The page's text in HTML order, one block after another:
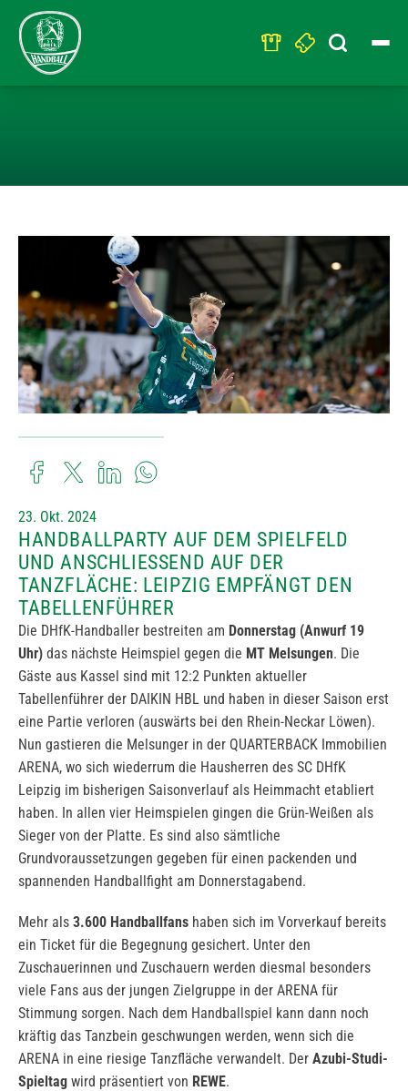
Search
for:
23. Okt. 2024
HANDBALLPARTY AUF DEM SPIELFELD
UND ANSCHLIESSEND AUF DER T
ANZFLÄCHE: LEIPZIG EMPFÄNGT DEN T
ABELLENFÜHRER
Die DHfK-Handballer bestreiten am Donnerstag (Anwurf 19
Uhr) das nächste Heimspiel gegen die MT Melsungen. Die
Gäste aus Kassel sind mit 12:2 Punkten aktueller
Tabellenführer der DAIKIN HBL und haben in dieser Saison erst
eine Partie verloren (auswärts bei den Rhein-Neckar Löwen).
Nun gastieren die Melsunger in der QUARTERBACK Immobilien
ARENA, wo sich wiederrum die Hausherren des SC DHfK
Leipzig im bisherigen Saisonverlauf als Heimmacht etabliert
haben. In allen vier Heimspielen gingen die Grün-Weißen als
Sieger von der Platte. Es sind also sämtliche
Grundvoraussetzungen gegeben für einen packenden und
spannenden Handballfight am Donnerstagabend.
Mehr als 3.600 Handballfans haben sich im Vorverkauf bereits
ein Ticket für die Begegnung gesichert. Unter den
Zuschauerinnen und Zuschauern werden diesmal besonders
viele Fans aus der jungen Zielgruppe in der ARENA für
Stimmung sorgen. Nach dem Handballspiel kann dann noch
kräftig das Tanzbein geschwungen werden, wenn sich die
ARENA in eine riesige Tanzfläche verwandelt. Der Azubi-Studi-
Spieltag wird präsentiert von REWE.